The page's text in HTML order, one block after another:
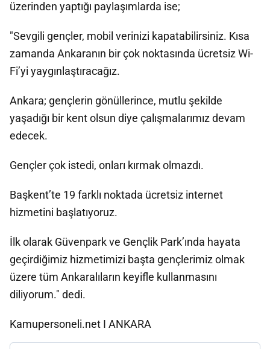
üzerinden yaptığı paylaşımlarda ise;
"Sevgili gençler, mobil verinizi kapatabilirsiniz. Kısa
zamanda Ankaranın bir çok noktasında ücretsiz Wi-
Fi’yi yaygınlaştıracağız.
Ankara; gençlerin gönüllerince, mutlu şekilde
yaşadığı bir kent olsun diye çalışmalarımız devam
edecek.
Gençler çok istedi, onları kırmak olmazdı.
Başkent’te 19 farklı noktada ücretsiz internet
hizmetini başlatıyoruz.
İlk olarak Güvenpark ve Gençlik Park’ında hayata
geçirdiğimiz hizmetimizi başta gençlerimiz olmak
üzere tüm Ankaralıların keyifle kullanmasını
diliyorum." dedi.
Kamupersoneli.net I ANKARA